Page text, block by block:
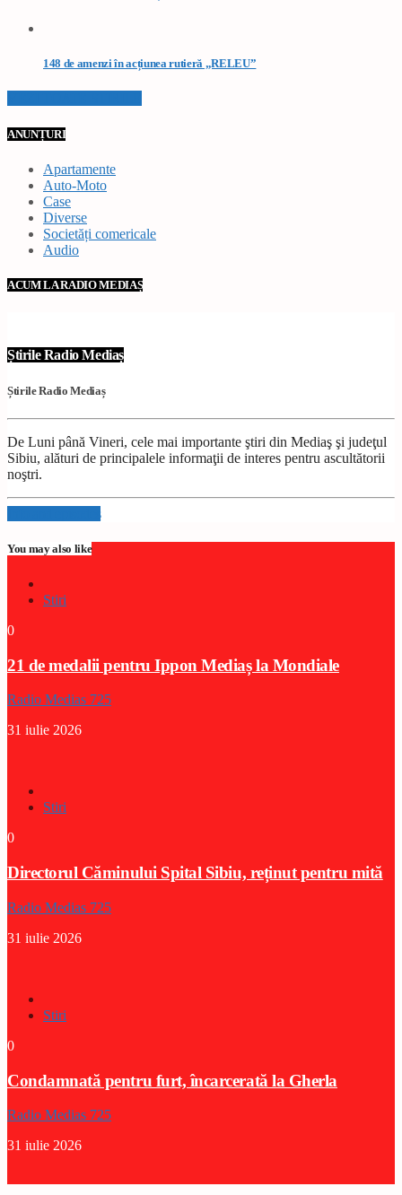
148 de amenzi în acțiunea rutieră „RELEU”
ANUNȚURI
Apartamente
Auto-Moto
Case
Diverse
Societăți comericale
Audio
ACUM LA RADIO MEDIAȘ
Știrile Radio Mediaș
Știrile Radio Mediaș
De Luni până Vineri, cele mai importante ştiri din Mediaş şi judeţul
Sibiu, alături de principalele informaţii de interes pentru ascultătorii
noştri.
Info and episodes
You may also like
Stiri
0
21 de medalii pentru Ippon Mediaș la Mondiale
Radio Medias 725
31 iulie 2026
Stiri
0
Directorul Căminului Spital Sibiu, reținut pentru mită
Radio Medias 725
31 iulie 2026
Stiri
0
Condamnată pentru furt, încarcerată la Gherla
Radio Medias 725
31 iulie 2026